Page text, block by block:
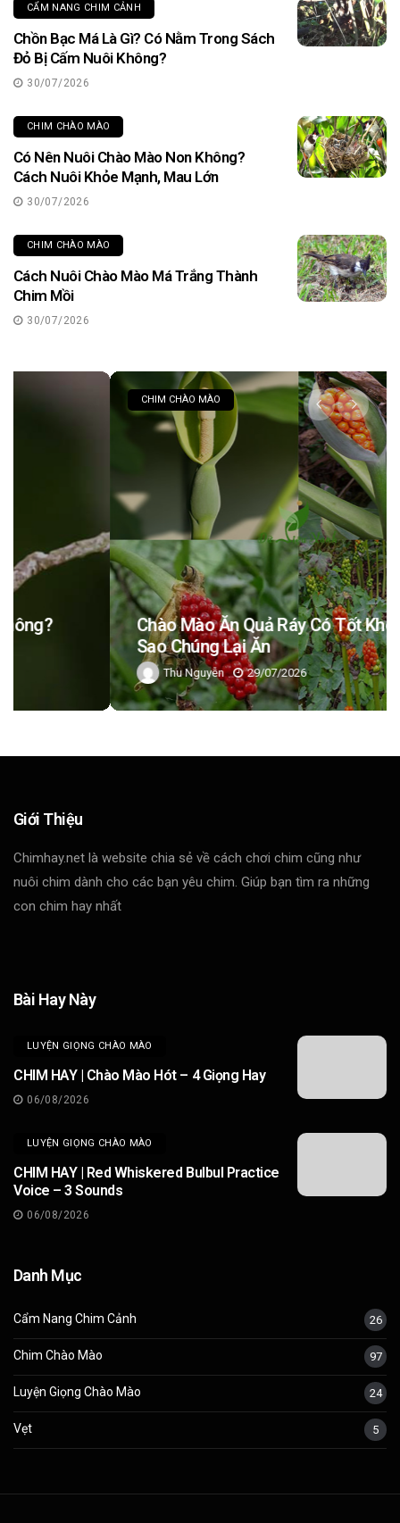
CẨM NANG CHIM CẢNH
Chồn Bạc Má Là Gì? Có Nằm Trong Sách
Đỏ Bị Cấm Nuôi Không?
30/07/2026
CHIM CHÀO MÀO
Có Nên Nuôi Chào Mào Non Không?
Cách Nuôi Khỏe Mạnh, Mau Lớn
30/07/2026
CHIM CHÀO MÀO
Cách Nuôi Chào Mào Má Trắng Thành
Chim Mồi
30/07/2026
Chào Mào Ăn Quả Ráy Có Tốt Không? Tại
Sao Chúng Lại Ăn
Thu Nguyễn 29/07/2026
Giới Thiệu
Chimhay.net là website chia sẻ về cách chơi chim cũng như
nuôi chim dành cho các bạn yêu chim. Giúp bạn tìm ra những
con chim hay nhất
Bài Hay Này
LUYỆN GIỌNG CHÀO MÀO
CHIM HAY | Chào Mào Hót – 4 Giọng Hay
06/08/2026
LUYỆN GIỌNG CHÀO MÀO
CHIM HAY | Red Whiskered Bulbul Practice
Voice – 3 Sounds
06/08/2026
Danh Mục
Cẩm Nang Chim Cảnh 26
Chim Chào Mào 97
Luyện Giọng Chào Mào 24
Vẹt 5